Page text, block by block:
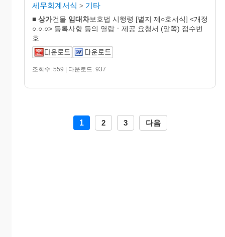
세무회계서식 > 기타
■ 상가건물 임대차보호법 시행령 [별지 제○호서식] <개정
○.○.○> 등록사항 등의 열람ㆍ제공 요청서 (앞쪽) 접수번
호
조회수: 559 | 다운로드: 937
1 2 3 다음